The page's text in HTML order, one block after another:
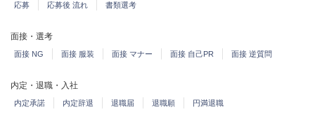
応募
応募後 流れ 書類選考
面接・選考
面接 NG 面接 服装 面接 マナー 面接 自己PR 面接 逆質問
内定・退職・入社
内定承諾 内定辞退 退職届 退職願 円満退職